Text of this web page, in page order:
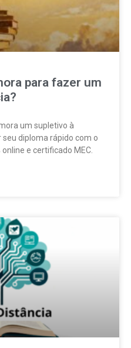
para fazer um
um supletivo à
diploma rápido com o
online e certificado MEC.